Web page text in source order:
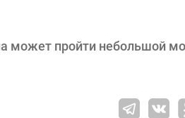
может пройти небольшой